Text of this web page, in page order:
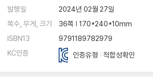
발행일
2024년 02월 27일
쪽수, 무게, 크기
36쪽 | 170*240*10mm
ISBN13
9791189782979
KC인증
인증유형 : 적합성확인